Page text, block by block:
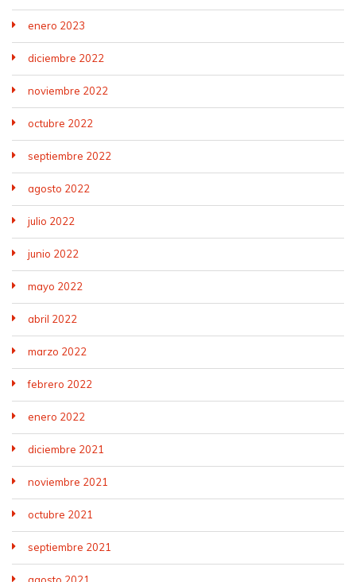
enero 2023
diciembre 2022
noviembre 2022
octubre 2022
septiembre 2022
agosto 2022
julio 2022
junio 2022
mayo 2022
abril 2022
marzo 2022
febrero 2022
enero 2022
diciembre 2021
noviembre 2021
octubre 2021
septiembre 2021